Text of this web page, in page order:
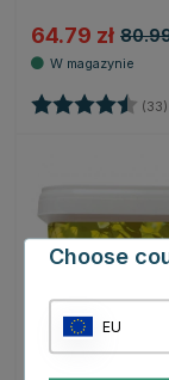
64.79 zł
Ocena: (33)
Choose
EU